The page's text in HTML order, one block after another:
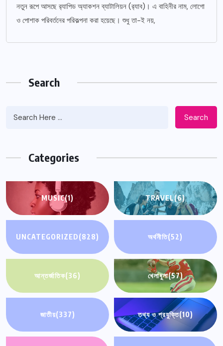
নতুন রূপে আসছে র‌্যাপিড অ্যাকশন ব্যাটালিয়ন (র‌্যাব)। এ বাহিনীর নাম, লোগো
ও পোশাক পরিবর্তনের পরিকল্পনা করা হয়েছে। শুধু তা-ই নয়,
Search
Search
Categories
MUSIC(1) TRAVEL(6)
UNCATEGORIZED(828) অর্থনীতি(52)
আন্তর্জাতিক(36) খেলাধুলা(57)
জাতীয়(337) তথ্য ও প্রযুক্তি(10)